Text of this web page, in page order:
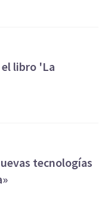
libro 'La
tecnologías